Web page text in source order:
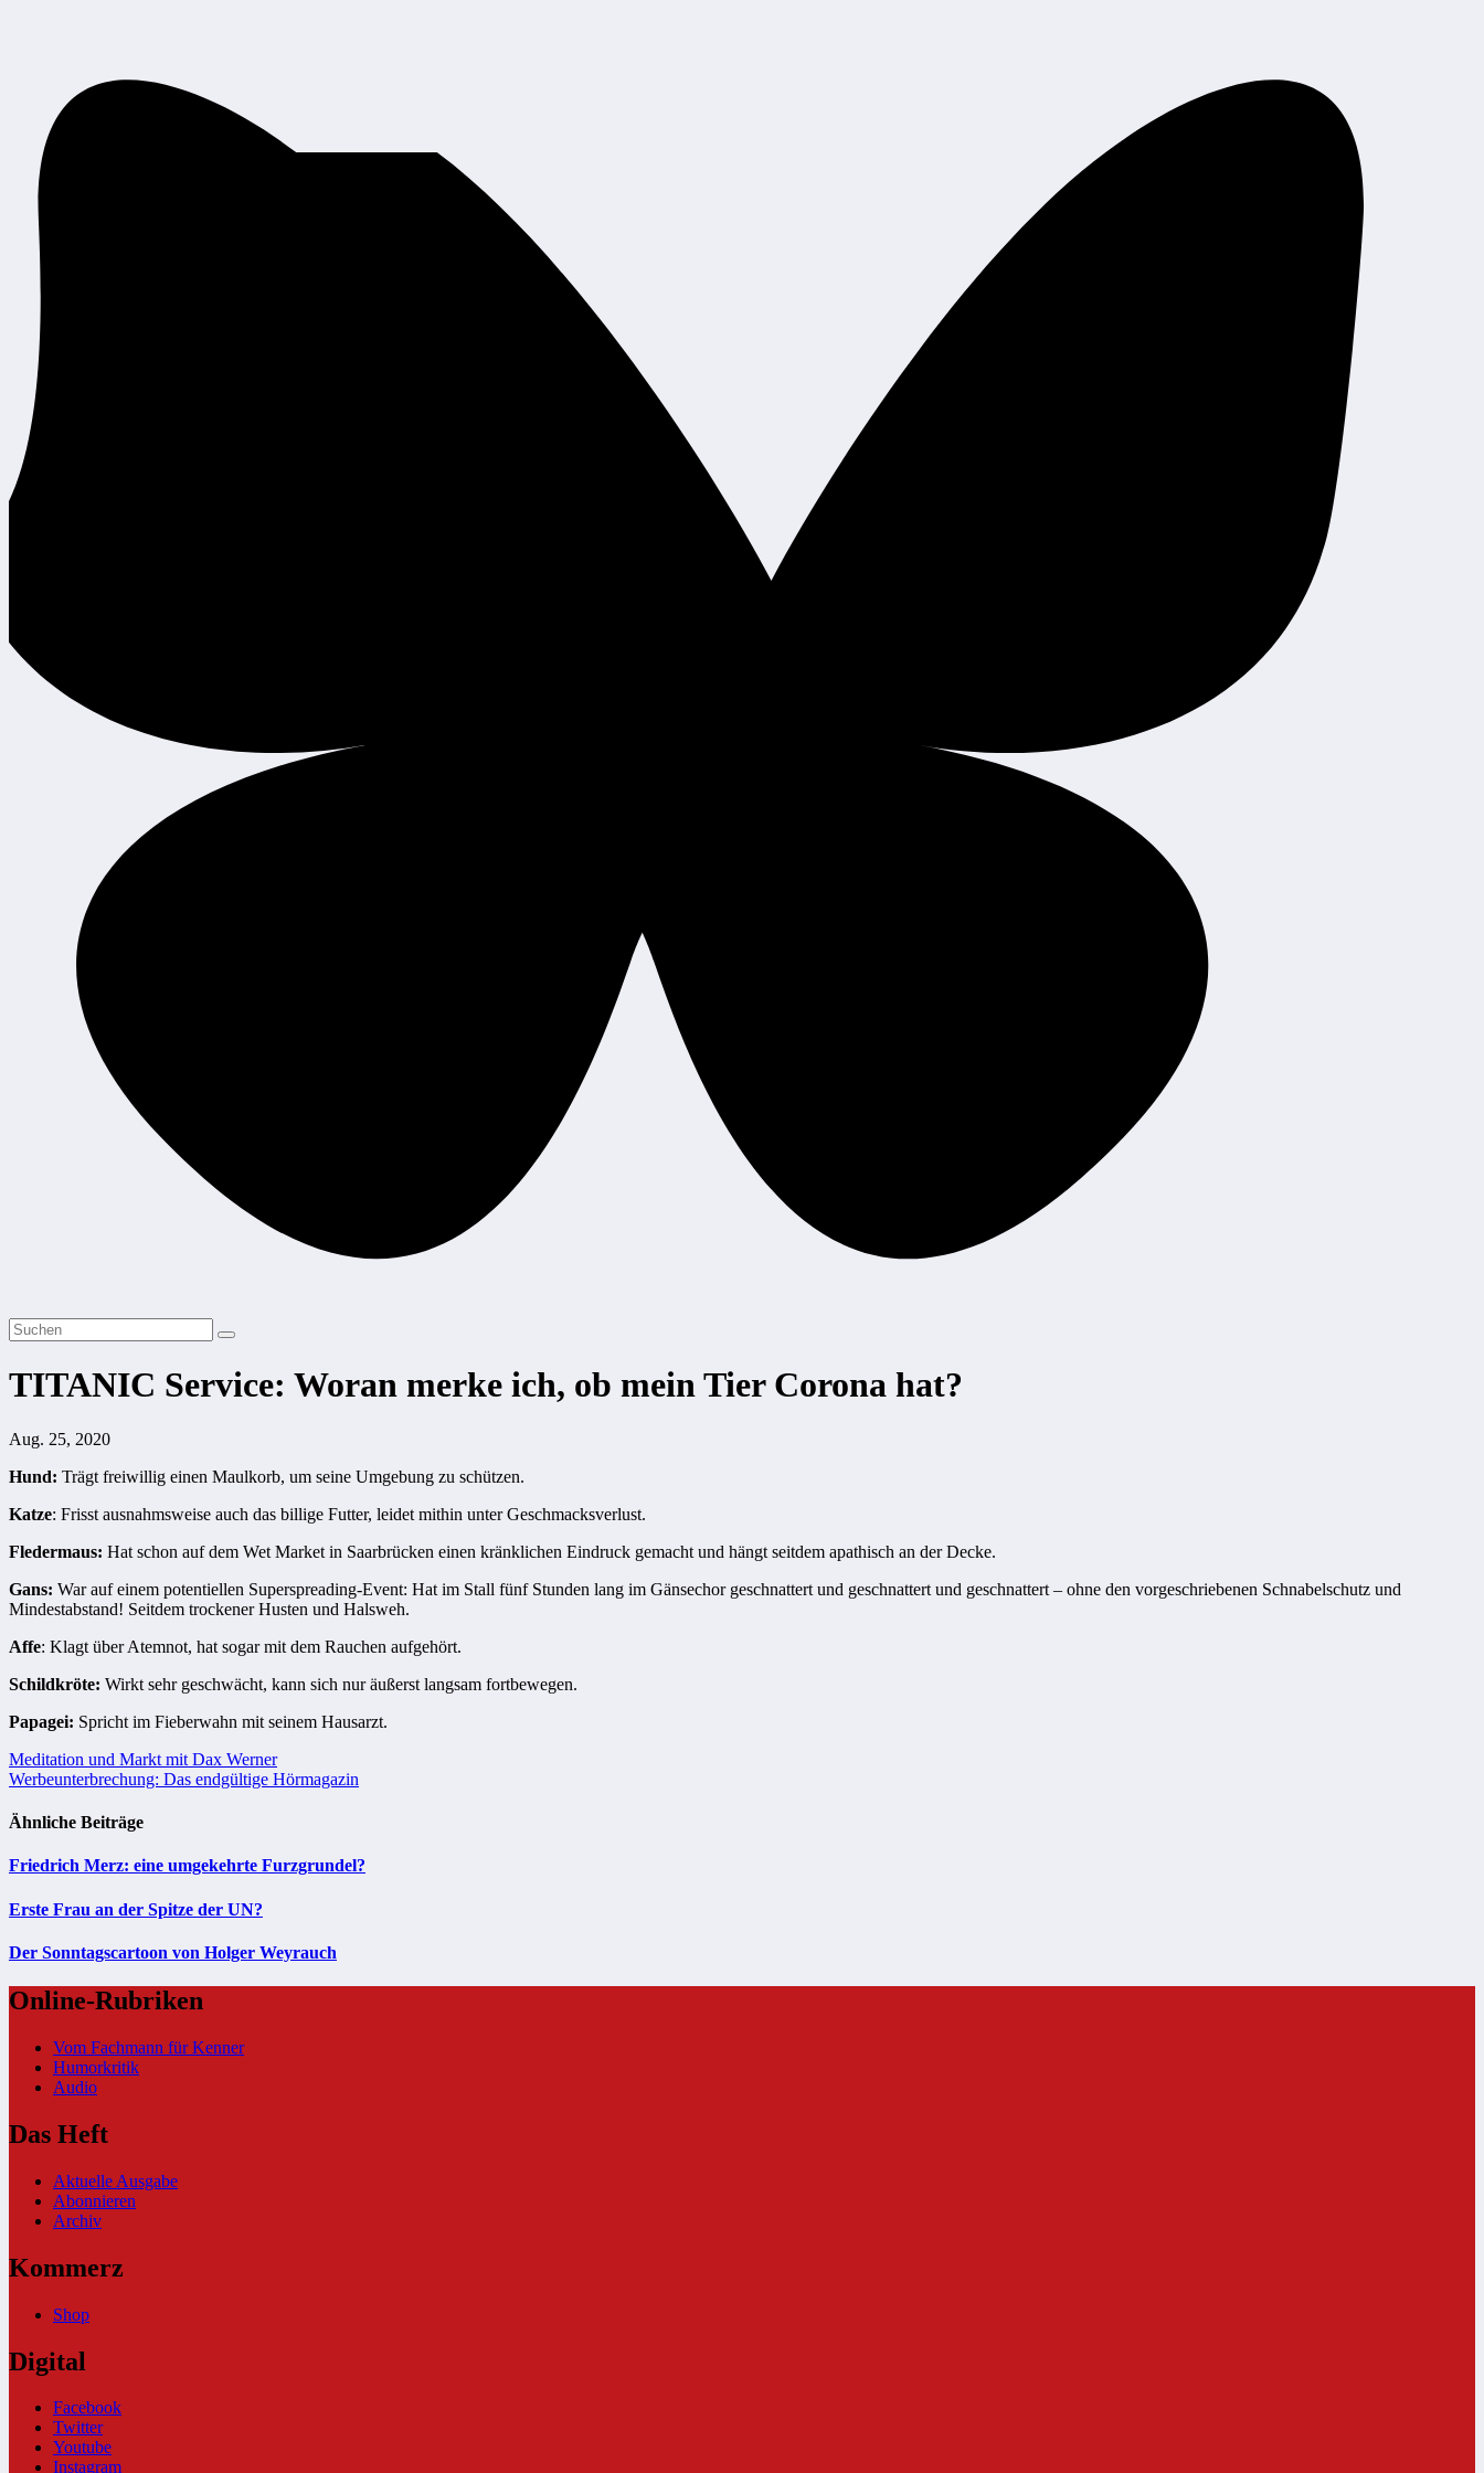
TITANIC Service: Woran merke ich, ob mein Tier Corona hat?
Aug. 25, 2020
Hund: Trägt freiwillig einen Maulkorb, um seine Umgebung zu schützen.
Katze: Frisst ausnahmsweise auch das billige Futter, leidet mithin unter Geschmacksverlust.
Fledermaus: Hat schon auf dem Wet Market in Saarbrücken einen kränklichen Eindruck gemacht und hängt seitdem apathisch an der Decke.
Gans: War auf einem potentiellen Superspreading-Event: Hat im Stall fünf Stunden lang im Gänsechor geschnattert und geschnattert und geschnattert – ohne den vorgeschriebenen Schnabelschutz und
Mindestabstand! Seitdem trockener Husten und Halsweh.
Affe: Klagt über Atemnot, hat sogar mit dem Rauchen aufgehört.
Schildkröte: Wirkt sehr geschwächt, kann sich nur äußerst langsam fortbewegen.
Papagei: Spricht im Fieberwahn mit seinem Hausarzt.
Beitragsnavigation
Meditation und Markt mit Dax Werner
Werbeunterbrechung: Das endgültige Hörmagazin
Ähnliche Beiträge
Friedrich Merz: eine umgekehrte Furzgrundel?
Erste Frau an der Spitze der UN?
Der Sonntagscartoon von Holger Weyrauch
Online-Rubriken
Vom Fachmann für Kenner
Humorkritik
Audio
Das Heft
Aktuelle Ausgabe
Abonnieren
Archiv
Kommerz
Shop
Digital
Facebook
Twitter
Youtube
Instagram